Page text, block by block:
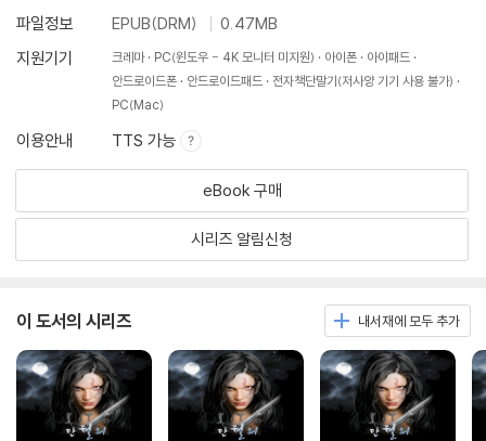
파일정보
EPUB(DRM)
0.47MB
지원기기
크레마 PC(윈도우 - 4K 모니터 미지원) 아이폰
아이패드
안드로이드폰
안드로이드패드
전자책단말기(저사양 기기 사용 불가)
PC(Mac)
이용안내 TTS 가능
eBook 구매
시리즈 알림신청
이 도서의 시리즈 내서재에 모두 추가